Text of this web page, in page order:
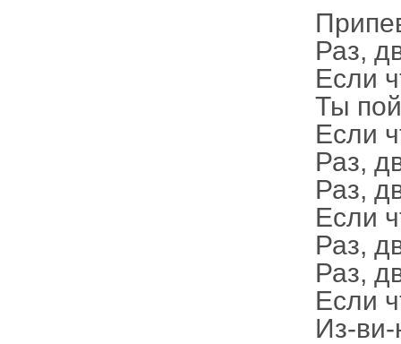
Раз,
Если
Ты
Если
Раз,
Раз,
Если
Раз,
Раз,
Если
Из-